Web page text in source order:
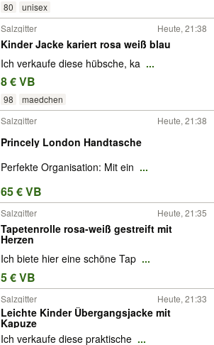
80 unisex
Salzgitter Heute, 21:38
Kinder Jacke kariert rosa weiß blau
Ich verkaufe diese hübsche, ka ...
8 € VB
98 maedchen
Salzgitter Heute, 21:38
Princely London Handtasche
Perfekte Organisation: Mit ein ...
65 € VB
Salzgitter Heute, 21:35
Tapetenrolle rosa-weiß gestreift mit
Herzen
Ich biete hier eine schöne Tap ...
5 € VB
Salzgitter Heute, 21:33
Leichte Kinder Übergangsjacke mit
Kapuze
Ich verkaufe diese praktische ...